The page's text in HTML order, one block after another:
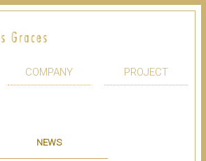
COMPANY PROJECT
NEWS